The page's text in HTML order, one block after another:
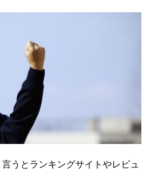
うとランキングサイトやレビュ